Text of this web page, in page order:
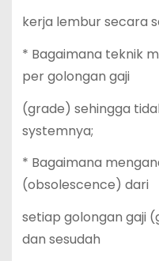
kerja lembur secara
* Bagaimana teknik
per golongan gaji
(grade) sehingga
systemnya;
* Bagaimana
(obsolescence) dari
setiap golongan gaji
dan sesudah